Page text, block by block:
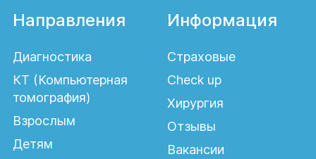
Направления
Диагностика
КТ (Компьютерная
томография)
Взрослым
Детям
Информация
Страховые
Check up
Хирургия
Отзывы
Вакансии